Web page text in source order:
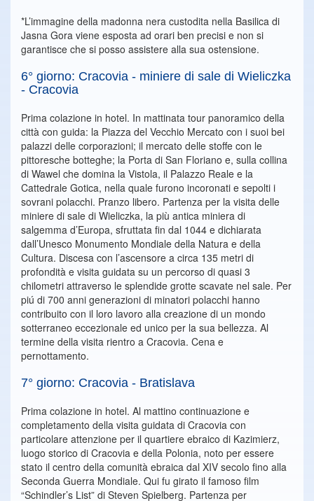
*L’immagine della madonna nera custodita nella Basilica di
Jasna Gora viene esposta ad orari ben precisi e non si
garantisce che si posso assistere alla sua ostensione.
6° giorno: Cracovia - miniere di sale di Wieliczka
- Cracovia
Prima colazione in hotel. In mattinata tour panoramico della
città con guida: la Piazza del Vecchio Mercato con i suoi bei
palazzi delle corporazioni; il mercato delle stoffe con le
pittoresche botteghe; la Porta di San Floriano e, sulla collina
di Wawel che domina la Vistola, il Palazzo Reale e la
Cattedrale Gotica, nella quale furono incoronati e sepolti i
sovrani polacchi. Pranzo libero. Partenza per la visita delle
miniere di sale di Wieliczka, la più antica miniera di
salgemma d’Europa, sfruttata fin dal 1044 e dichiarata
dall’Unesco Monumento Mondiale della Natura e della
Cultura. Discesa con l’ascensore a circa 135 metri di
profondità e visita guidata su un percorso di quasi 3
chilometri attraverso le splendide grotte scavate nel sale. Per
piú di 700 anni generazioni di minatori polacchi hanno
contribuito con il loro lavoro alla creazione di un mondo
sotterraneo eccezionale ed unico per la sua bellezza. Al
termine della visita rientro a Cracovia. Cena e
pernottamento.
7° giorno: Cracovia - Bratislava
Prima colazione in hotel. Al mattino continuazione e
completamento della visita guidata di Cracovia con
particolare attenzione per il quartiere ebraico di Kazimierz,
luogo storico di Cracovia e della Polonia, noto per essere
stato il centro della comunità ebraica dal XIV secolo fino alla
Seconda Guerra Mondiale. Qui fu girato il famoso film
“Schindler’s List” di Steven Spielberg. Partenza per